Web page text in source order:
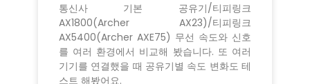
통신사 기본 공유기/티피링크
AX1800(Archer AX23)/티피링크
AX5400(Archer AXE75) 무선 속도와 신호
를 여러 환경에서 비교해 봤습니다. 또 여러
기기를 연결했을 때 공유기별 속도 변화도 테
스트 해봤어요.